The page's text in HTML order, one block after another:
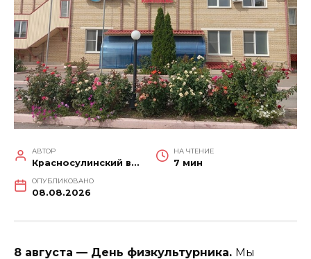
АВТОР
Красносулинский вестник
НА ЧТЕНИЕ
7 мин
ОПУБЛИКОВАНО
08.08.2026
8 августа — День физкультурника. Мы